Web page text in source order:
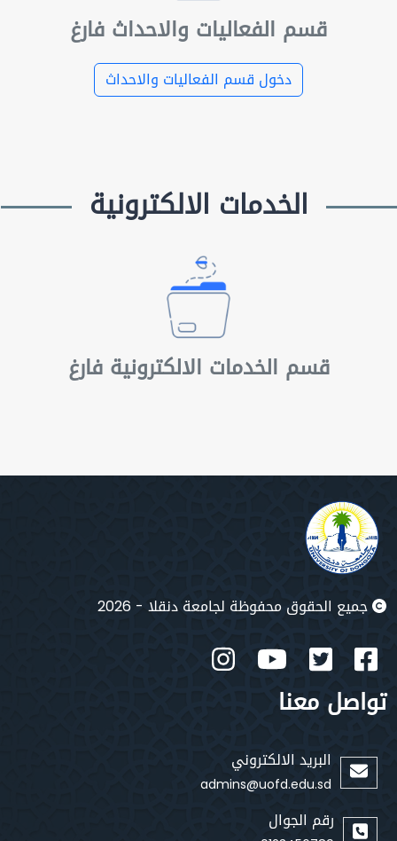
قسم الفعاليات والاحداث فارغ
دخول قسم الفعاليات والاحداث
الخدمات الالكترونية
قسم الخدمات الالكترونية فارغ
جميع الحقوق محفوظة لجامعة دنقلا - 2026
تواصل معنا
البريد الالكتروني
admins@uofd.edu.sd
رقم الجوال